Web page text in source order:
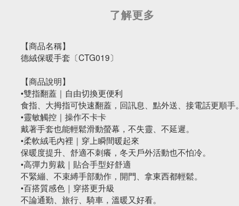
了解更多
【商品名稱】
德絨保暖手套〔CTG019〕
【商品說明】
•雙指翻蓋｜自由切換更便利
食指、大拇指可快速翻蓋，回訊息、點外送、接電話更順手。
•靈敏觸控｜操作不卡卡
戴著手套也能輕鬆滑動螢幕，不失靈、不延遲。
•柔軟絨毛內裡｜穿上瞬間暖起來
保暖度提升、舒適不刺癢，冬天戶外活動也不怕冷。
•高彈力剪裁｜貼合手型好舒適
不緊繃、不束縛手部動作，開門、拿東西都輕鬆。
•百搭質感色｜穿搭更升級
不論通勤、旅行、騎車，溫暖又好看。